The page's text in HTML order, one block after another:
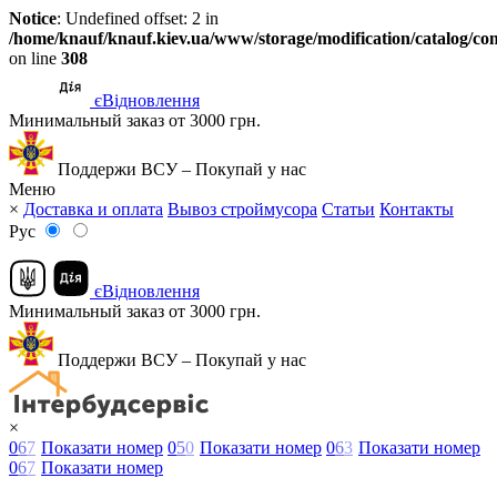
Notice: Undefined offset: 2 in
/home/knauf/knauf.kiev.ua/www/storage/modification/catalog/
on line 308
єВідновлення
Минимальный заказ от 3000 грн.
Поддержи ВСУ – Покупай у нас
Меню
× Доставка и оплата Вывоз строймусора Статьи Контакты
Рус
єВідновлення
Минимальный заказ от 3000 грн.
Поддержи ВСУ – Покупай у нас
×
067 Показати номер 050 Показати номер 063 Показати номер
067 Показати номер